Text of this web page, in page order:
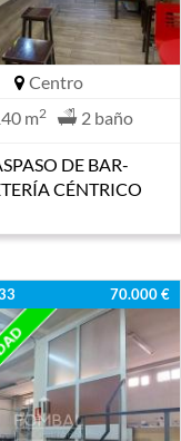
Centro
m2 2 baño
DE BAR-
CÉNTRICO
70.000 €